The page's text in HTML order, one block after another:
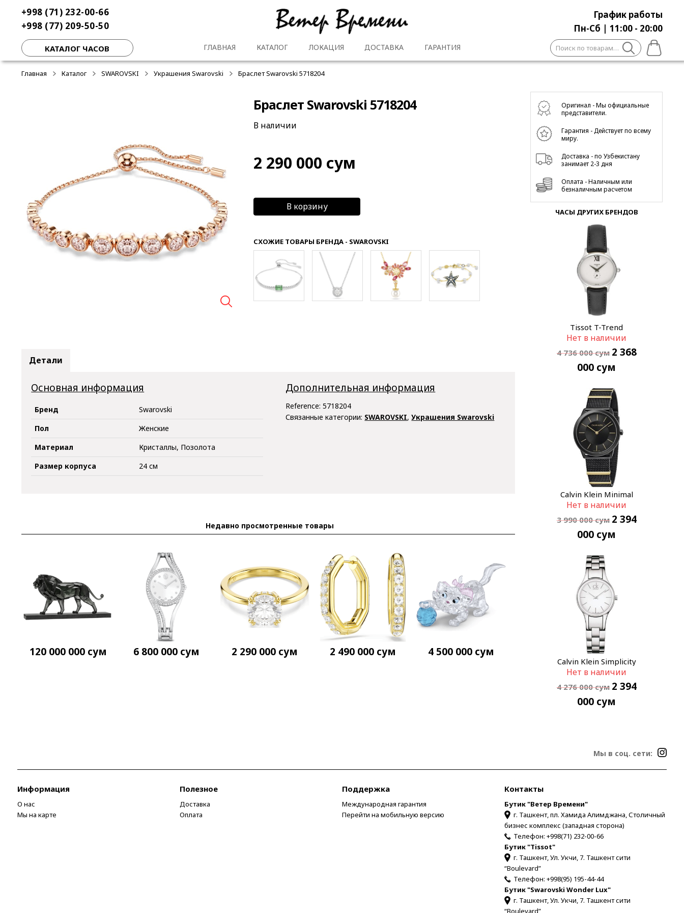
навигации
содержимому
+998 (71) 232-00-66
+998 (77) 209-50-50
График работы
Пн-Сб | 11:00 - 20:00
КАТАЛОГ ЧАСОВ ГЛАВНАЯ КАТАЛОГ ЛОКАЦИЯ ДОСТАВКА ГАРАНТИЯ Искать:
Главная Каталог SWAROVSKI Украшения Swarovski Браслет Swarovski 5718204
Браслет Swarovski 5718204
В наличии
2 290 000 сум
В корзину
СХОЖИЕ ТОВАРЫ БРЕНДА - SWAROVSKI
Детали
Основная информация
Бренд
Swarovski
Пол
Женские
Материал
Кристаллы, Позолота
Размер корпуса
24 см
Дополнительная информация
Reference:5718204
Связанные категории: SWAROVSKI,Украшения Swarovski
Недавно просмотренные товары
120 000 000 сум 6 800 000 сум 2 290 000 сум 2 490 000 сум 4 500 000 сум
Оригинал - Мы официальные
представители.
Гарантия - Действует по всему
миру.
Доставка - по Узбекистану
занимает 2-3 дня
Оплата - Наличным или
безналичным расчетом
ЧАСЫ ДРУГИХ БРЕНДОВ
Tissot T-Trend
T103.310.16.033.00
-50%
Нет в наличии
4 736 000сум 2 368
000 сум
Calvin Klein Minimal
K3M524Z1
-40%
Нет в наличии
3 990 000сум 2 394
000 сум
Calvin Klein Simplicity
K4323126
-40%
Нет в наличии
4 276 000сум 2 394
000 сум
Мы в соц. сети:
Информация
О нас
Мы на карте
Полезное
Доставка
Оплата
Поддержка
Международная гарантия
Перейти на мобильную версию
Контакты
Бутик "Ветер Времени"
г. Ташкент, пл. Хамида Алимджана, Столичный
бизнес комплекс (западная сторона)
Телефон: +998(71) 232-00-66
Бутик "Tissot"
г. Ташкент, Ул. Укчи, 7. Ташкент сити
“Boulevard”
Телефон: +998(95) 195-44-44
Бутик "Swarovski Wonder Lux"
г. Ташкент, Ул. Укчи, 7. Ташкент сити
“Boulevard”